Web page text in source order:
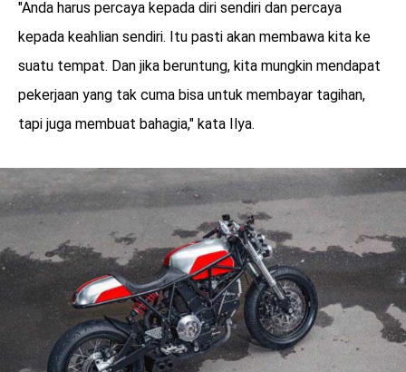
"Anda harus percaya kepada diri sendiri dan percaya
kepada keahlian sendiri. Itu pasti akan membawa kita ke
suatu tempat. Dan jika beruntung, kita mungkin mendapat
pekerjaan yang tak cuma bisa untuk membayar tagihan,
tapi juga membuat bahagia," kata Ilya.